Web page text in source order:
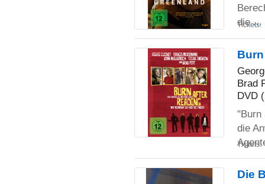
die...
Tickets:
Brad
DVD
"Burn
die
Tickets:
Die